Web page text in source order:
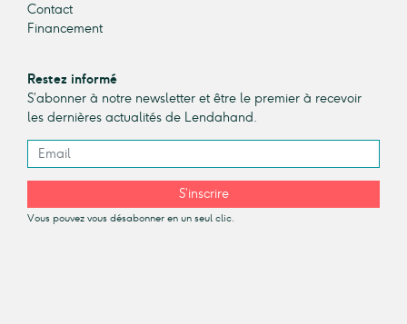
Contact
Financement
Restez informé
S’abonner à notre newsletter et être le premier à recevoir
les dernières actualités de Lendahand.
S’inscrire
Vous pouvez vous désabonner en un seul clic.